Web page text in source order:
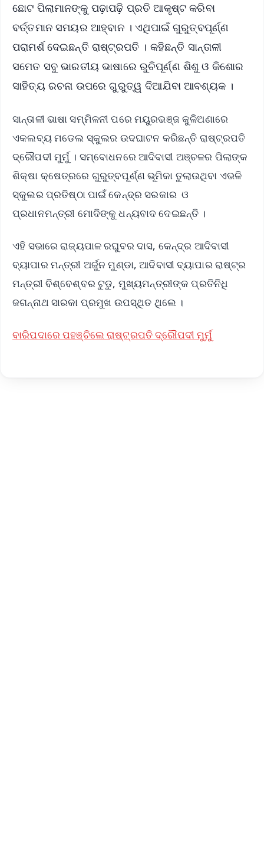
ଛୋଟ ପିଲାମାନଙ୍କୁ ପଢ଼ାପଢ଼ି ପ୍ରତି ଆକୃଷ୍ଟ କରିବା
ବର୍ତ୍ତମାନ ସମୟର ଆହ୍ବାନ । ଏଥିପାଇଁ ଗୁରୁତ୍ବପୂର୍ଣ୍ଣ
ପରାମର୍ଶ ଦେଇଛନ୍ତି ରାଷ୍ଟ୍ରପତି । କହିଛନ୍ତି ସାନ୍ତାଳୀ
ସମେତ ସବୁ ଭାରତୀୟ ଭାଷାରେ ରୁଚିପୂର୍ଣ୍ଣ ଶିଶୁ ଓ କିଶୋର
ସାହିତ୍ୟ ରଚନା ଉପରେ ଗୁରୁତ୍ୱ ଦିଆଯିବା ଆବଶ୍ୟକ ।
ସାନ୍ତାଳୀ ଭାଷା ସମ୍ମିଳନୀ ପରେ ମୟୁରଭଞ୍ଜ କୁଳିଅଣାରେ
ଏକଲବ୍ୟ ମଡେଲ ସ୍କୁଲର ଉଦଘାଟନ କରିଛନ୍ତି ରାଷ୍ଟ୍ରପତି
ଦ୍ରୌପଦୀ ମୁର୍ମୁ । ସମ୍ବୋଧନରେ ଆଦିବାସୀ ଅଞ୍ଚଳର ପିଲାଙ୍କ
ଶିକ୍ଷା କ୍ଷେତ୍ରରେ ଗୁରୁତ୍ବପୂର୍ଣ୍ଣ ଭୂମିକା ତୁଲାଉଥିବା ଏଭଳି
ସ୍କୁଲର ପ୍ରତିଷ୍ଠା ପାଇଁ କେନ୍ଦ୍ର ସରକାର ଓ
ପ୍ରଧାନମନ୍ତ୍ରୀ ମୋଦିଙ୍କୁ ଧନ୍ୟବାଦ ଦେଇଛନ୍ତି ।
ଏହି ସଭାରେ ରାଜ୍ୟପାଳ ରଘୁବର ଦାସ, କେନ୍ଦ୍ର ଆଦିବାସୀ
ବ୍ୟାପାର ମନ୍ତ୍ରୀ ଅର୍ଜୁନ ମୁଣ୍ଡା, ଆଦିବାସୀ ବ୍ୟାପାର ରାଷ୍ଟ୍ର
ମନ୍ତ୍ରୀ ବିଶ୍ବେଶ୍ବର ଟୁଡୁ, ମୁଖ୍ୟମନ୍ତ୍ରୀଙ୍କ ପ୍ରତିନିଧି
ଜଗନ୍ନାଥ ସାରକା ପ୍ରମୁଖ ଉପସ୍ଥିତ ଥିଲେ ।
ବାରିପଦାରେ ପହଞ୍ଚିଲେ ରାଷ୍ଟ୍ରପତି ଦ୍ରୌପଦୀ ମୁର୍ମୁ